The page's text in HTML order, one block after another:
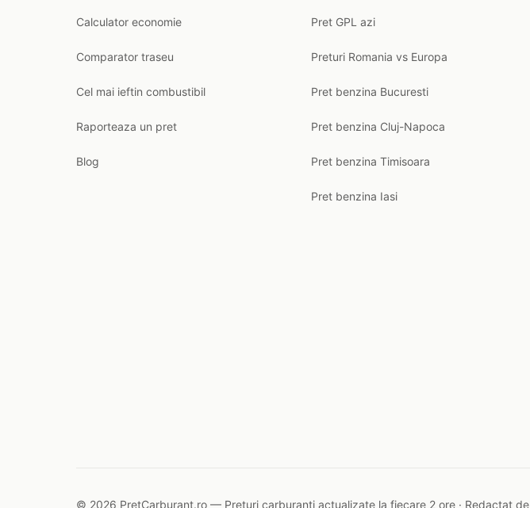
Calculator economie
Comparator traseu
Cel mai ieftin combustibil
Raporteaza un pret
Blog
Pret GPL azi
Preturi Romania vs Europa
Pret benzina Bucuresti
Pret benzina Cluj-Napoca
Pret benzina Timisoara
Pret benzina Iasi
© 2026 PretCarburant.ro — Prețuri carburanți actualizate la fiecare 2 ore · Redactat de